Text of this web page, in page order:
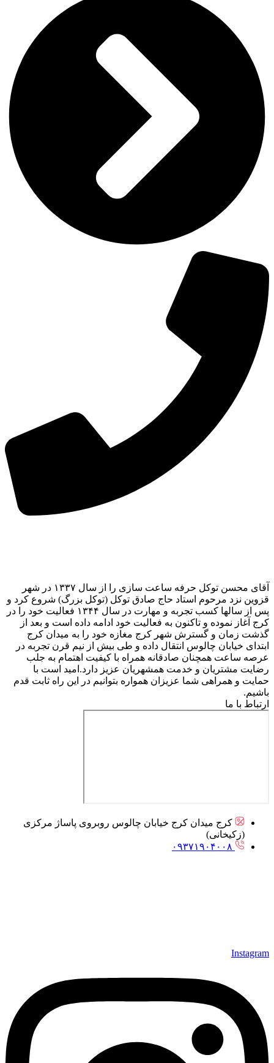
آقای محسن توکل حرفه ساعت سازی را از سال ۱۳۳۷ در شهر
قزوین نزد مرحوم استاد حاج صادق توکل (توکل بزرگ) شروع کرد و
پس از سالها کسب تجربه و مهارت در سال ۱۳۴۴ فعالیت خود را در
کرج آغاز نموده و تاکنون به فعالیت خود ادامه داده است و بعد از
گذشت زمان و گسترش شهر کرج مغازه خود را به میدان کرج
ابتدای خیابان چالوس انتقال داده و طی بیش از نیم قرن تجربه در
عرصه ساعت همچنان صادقانه همراه با کیفیت اهتمام به جلب
رضایت مشتریان و خدمت همشهریان عزیز دارد.امید است با
حمایت و همراهی شما عزیزان همواره بتوانیم در این راه ثابت قدم
باشیم.
ارتباط با ما
کرج میدان کرج خیابان چالوس روبروی پاساژ مرکزی
(زکیخانی)
۰۹۳۷۱۹۰۴۰۰۸
Instagram